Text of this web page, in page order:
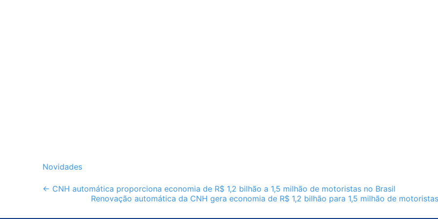
Novidades
Post
navigation
← CNH automática proporciona economia de R$ 1,2 bilhão a 1,5 milhão de motoristas no Brasil
Renovação automática da CNH gera economia de R$ 1,2 bilhão para 1,5 milhão de